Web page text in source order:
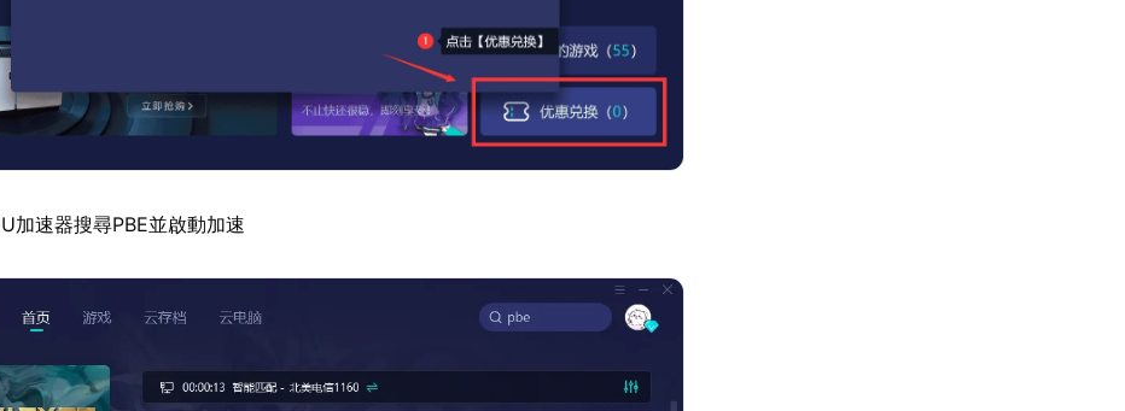
加速器搜尋PBE並啟動加速